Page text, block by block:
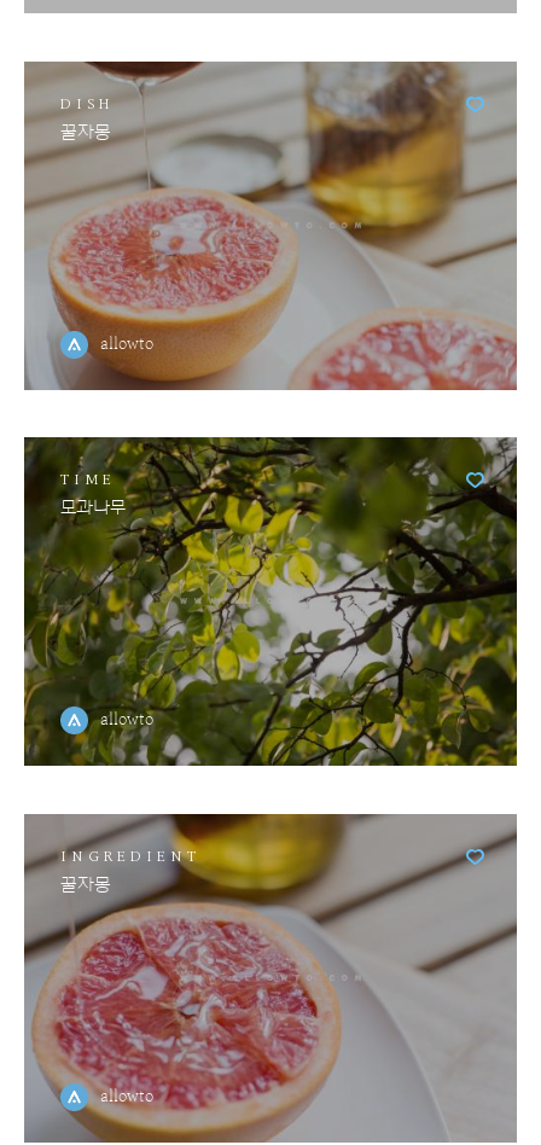
DISH
꿀자몽
allowto
TIME
모과나무
allowto
INGREDIENT
꿀자몽
allowto